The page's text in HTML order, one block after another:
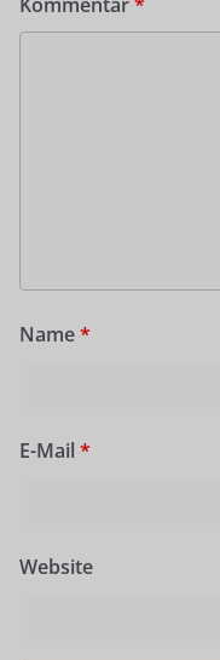
Name*
E-Mail *
Website